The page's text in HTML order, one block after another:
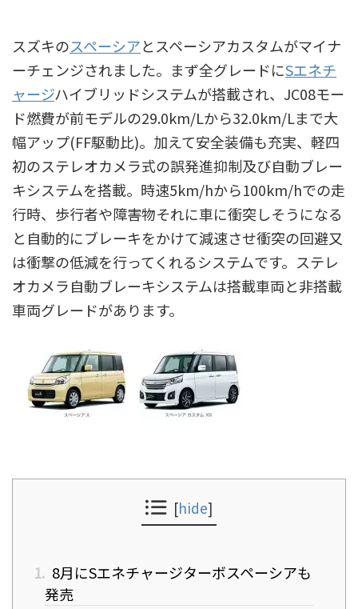
スズキのスペーシアとスペーシアカスタムがマイナ
ーチェンジされました。まず全グレードにSエネチ
ャージハイブリッドシステムが搭載され、JC08モー
ド燃費が前モデルの29.0km/Lから32.0km/Lまで大
幅アップ(FF駆動比)。加えて安全装備も充実、軽四
初のステレオカメラ式の誤発進抑制及び自動ブレー
キシステムを搭載。時速5km/hから100km/hでの走
行時、歩行者や障害物それに車に衝突しそうになる
と自動的にブレーキをかけて減速させ衝突の回避又
は衝撃の低減を行ってくれるシステムです。ステレ
オカメラ自動ブレーキシステムは搭載車両と非搭載
車両グレードがあります。
[hide]
1. 8月にSエネチャージターボスペーシアも
発売